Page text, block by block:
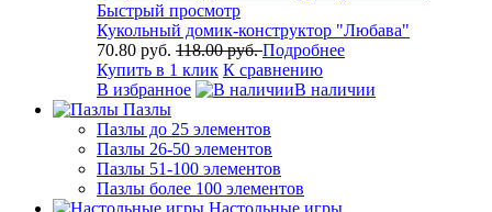
Быстрый просмотр
Кукольный домик-конструктор "Любава"
70.80 руб. 118.00 руб.Подробнее
Купить в 1 клик К сравнению
В избранное
В наличии
Пазлы
Пазлы до 25 элементов
Пазлы 26-50 элементов
Пазлы 51-100 элементов
Пазлы более 100 элементов
Настольные игры